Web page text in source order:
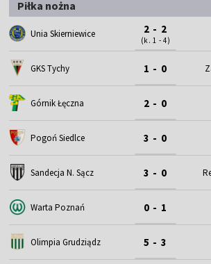
Piłka nożna
Unia Skierniewice 2 - 2
(k. 1 - 4)
GKS Tychy 1 - 0
Górnik Łęczna 2 - 0
Pogoń Siedlce 3 - 0
Sandecja N. Sącz 3 - 0
Warta Poznań 0 - 1
Olimpia Grudziądz 5 - 3